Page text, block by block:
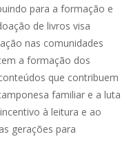
para a formação e
de livros visa
nas comunidades
a formação dos
que contribuem
familiar e a luta
à leitura e ao
gerações para